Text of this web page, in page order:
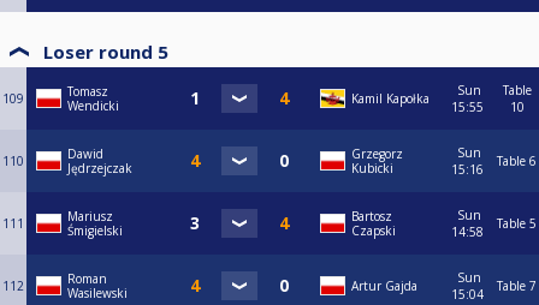
Loser round 5
109
Tomasz
Wendicki
Kamil Kapołka
Sun
15:55
Table
10
110
Dawid
Jędrzejczak
Grzegorz
Kubicki
Sun
15:16
Table 6
111
Mariusz
Śmigielski
Bartosz
Czapski
Sun
14:58
Table 5
112
Roman
Wasilewski
Artur Gajda
Sun
15:04
Table 7